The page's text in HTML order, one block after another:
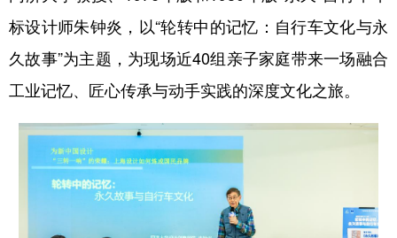
标设计师朱钟炎，以“轮转中的记忆：自行车文化与永
久故事”为主题，为现场近40组亲子家庭带来一场融合
工业记忆、匠心传承与动手实践的深度文化之旅。